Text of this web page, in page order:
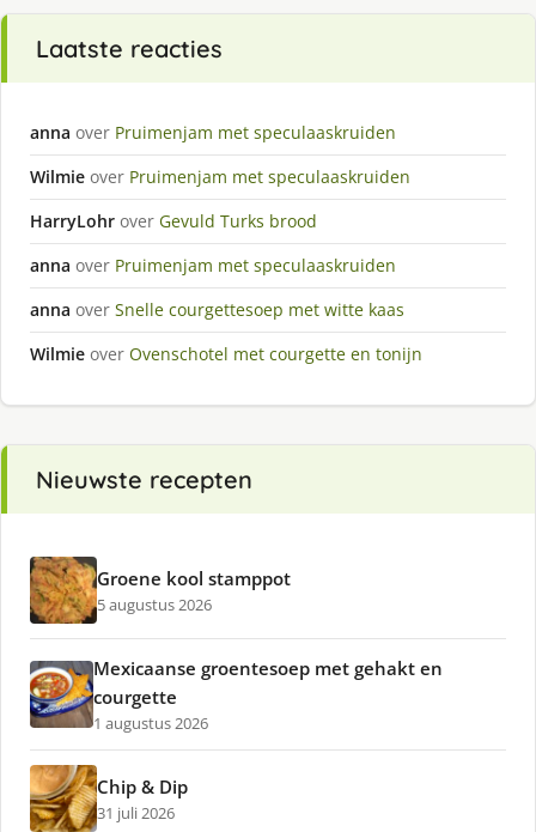
Laatste reacties
anna over Pruimenjam met speculaaskruiden
Wilmie over Pruimenjam met speculaaskruiden
HarryLohr over Gevuld Turks brood
anna over Pruimenjam met speculaaskruiden
anna over Snelle courgettesoep met witte kaas
Wilmie over Ovenschotel met courgette en tonijn
Nieuwste recepten
Groene kool stamppot
5 augustus 2026
Mexicaanse groentesoep met gehakt en
courgette
1 augustus 2026
Chip & Dip
31 juli 2026